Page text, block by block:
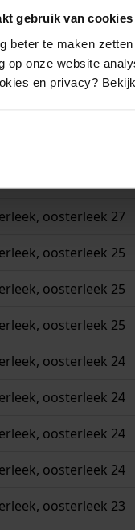
gebruik van cookies
beter te maken
op onze website
en privacy?
oosterleek 27
oosterleek 25
oosterleek 25
oosterleek 25
oosterleek 24
oosterleek 24
oosterleek 24
oosterleek 24
oosterleek 23